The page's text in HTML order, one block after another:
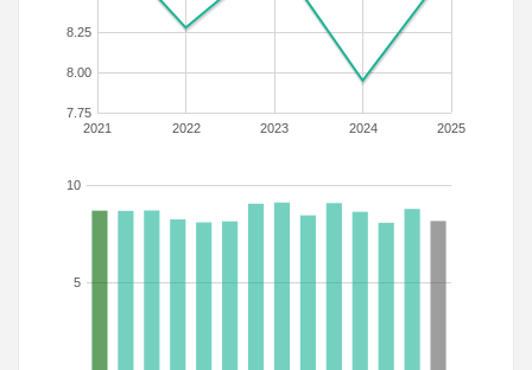
2021 2022 2023 2024 2025
7.75
8.00
8.25
5
10